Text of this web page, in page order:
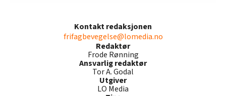
Kontakt redaksjonen
frifagbevegelse@lomedia.no
Redaktør
Frode Rønning
Ansvarlig redaktør
Tor A. Godal
Utgiver
LO Media